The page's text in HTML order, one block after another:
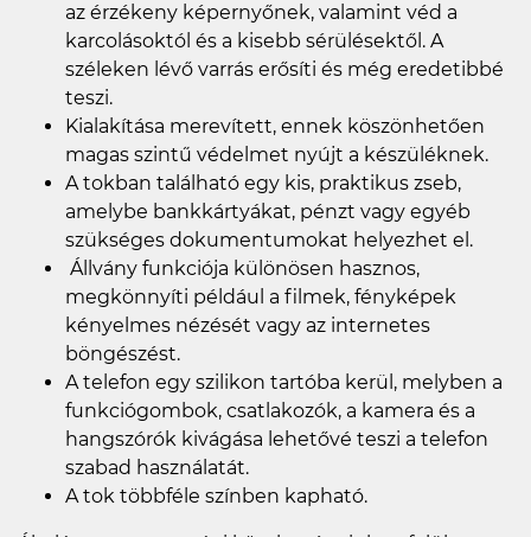
az érzékeny képernyőnek, valamint véd a
karcolásoktól és a kisebb sérülésektől. A
széleken lévő varrás erősíti és még eredetibbé
teszi.
Kialakítása merevített, ennek köszönhetően
magas szintű védelmet nyújt a készüléknek.
A tokban található egy kis, praktikus zseb,
amelybe bankkártyákat, pénzt vagy egyéb
szükséges dokumentumokat helyezhet el.
Állvány funkciója különösen hasznos,
megkönnyíti például a filmek, fényképek
kényelmes nézését vagy az internetes
böngészést.
A telefon egy szilikon tartóba kerül, melyben a
funkciógombok, csatlakozók, a kamera és a
hangszórók kivágása lehetővé teszi a telefon
szabad használatát.
A tok többféle színben kapható.